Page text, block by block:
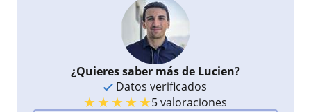
¿Quieres saber más de Lucien?
Datos verificados
★★★★★5 valoraciones